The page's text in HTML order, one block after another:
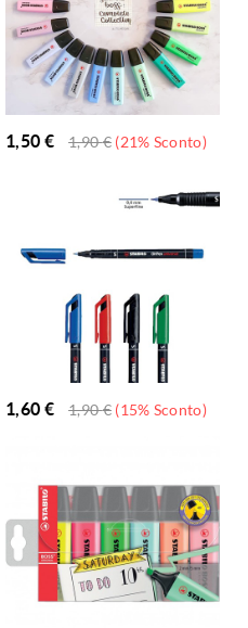
1,50 € 1,90€ (21% Sconto)
1,60 € 1,90€ (15% Sconto)